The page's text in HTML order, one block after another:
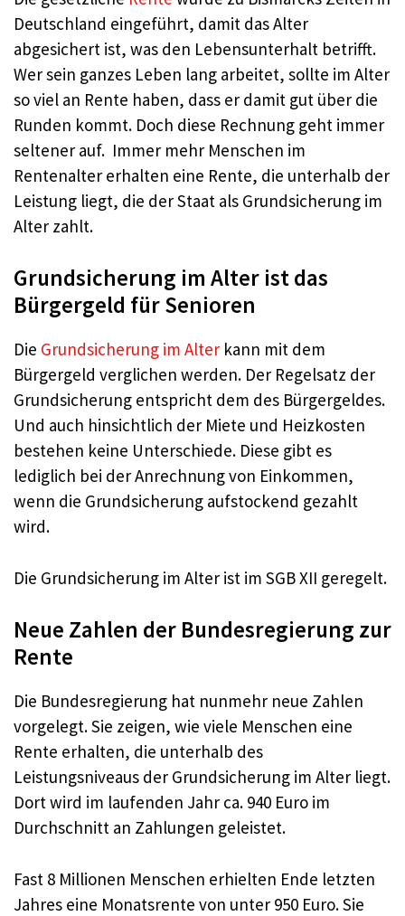
Deutschland eingeführt, damit das Alter
abgesichert ist, was den Lebensunterhalt betrifft.
Wer sein ganzes Leben lang arbeitet, sollte im Alter
so viel an Rente haben, dass er damit gut über die
Runden kommt. Doch diese Rechnung geht immer
seltener auf. Immer mehr Menschen im
Rentenalter erhalten eine Rente, die unterhalb der
Leistung liegt, die der Staat als Grundsicherung im
Alter zahlt.
Grundsicherung im Alter ist das
Bürgergeld für Senioren
Die Grundsicherung im Alter kann mit dem
Bürgergeld verglichen werden. Der Regelsatz der
Grundsicherung entspricht dem des Bürgergeldes.
Und auch hinsichtlich der Miete und Heizkosten
bestehen keine Unterschiede. Diese gibt es
lediglich bei der Anrechnung von Einkommen,
wenn die Grundsicherung aufstockend gezahlt
wird.
Die Grundsicherung im Alter ist im SGB XII geregelt.
Neue Zahlen der Bundesregierung zur
Rente
Die Bundesregierung hat nunmehr neue Zahlen
vorgelegt. Sie zeigen, wie viele Menschen eine
Rente erhalten, die unterhalb des
Leistungsniveaus der Grundsicherung im Alter liegt.
Dort wird im laufenden Jahr ca. 940 Euro im
Durchschnitt an Zahlungen geleistet.
Fast 8 Millionen Menschen erhielten Ende letzten
Jahres eine Monatsrente von unter 950 Euro. Sie